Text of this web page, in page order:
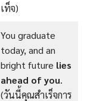
เท็จ)
You graduate
today, and an
bright future lies
ahead of you.
(วันนี้คุณสำเร็จการ